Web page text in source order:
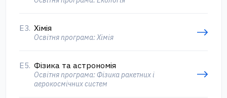
E3. Хімія
Освітня програма: Хімія
Е5. Фізика та астрономія
Освітня програма: Фізика ракетних і
аерокосмічних систем